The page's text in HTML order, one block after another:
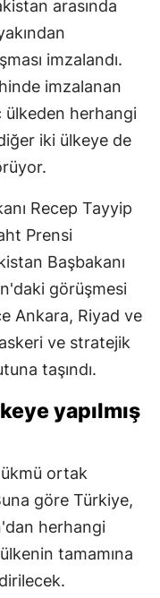
arasında
imzalandı.
imzalanan
ülkeden herhangi
iki ülkeye de
Recep Tayyip
Prensi
Başbakanı
görüşmesi
Ankara, Riyad ve
ve stratejik
taşındı.
yapılmış
ortak
göre Türkiye,
herhangi
tamamına